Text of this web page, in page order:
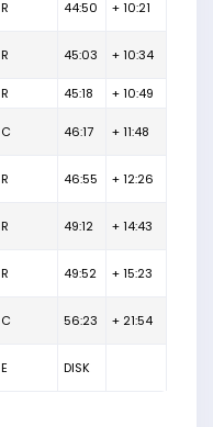
R 44:50 + 10:21
R 45:03 + 10:34
R 45:18 + 10:49
C 46:17 + 11:48
R 46:55 + 12:26
R 49:12 + 14:43
R 49:52 + 15:23
C 56:23 + 21:54
E DISK